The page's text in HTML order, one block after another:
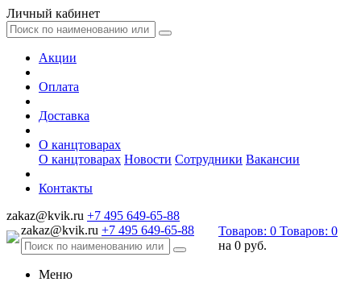
Личный кабинет
Акции
Оплата
Доставка
О канцтоварах
О канцтоварах Новости Сотрудники Вакансии
Контакты
zakaz@kvik.ru +7 495 649-65-88
zakaz@kvik.ru +7 495 649-65-88 Товаров: 0 Товаров: 0
на 0 руб.
Меню